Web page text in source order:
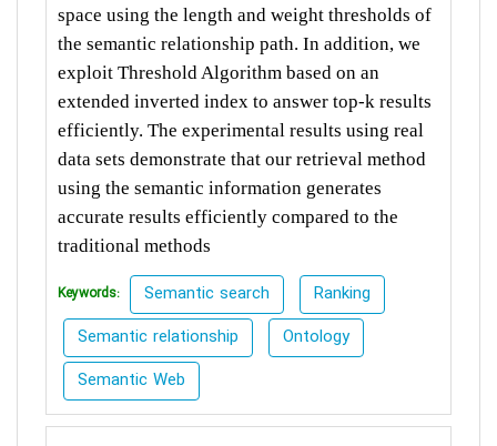
space using the length and weight thresholds of
the semantic relationship path. In addition, we
exploit Threshold Algorithm based on an
extended inverted index to answer top-k results
efficiently. The experimental results using real
data sets demonstrate that our retrieval method
using the semantic information generates
accurate results efficiently compared to the
traditional methods
Keywords: Semantic search
Ranking
Semantic relationship
Ontology
Semantic Web